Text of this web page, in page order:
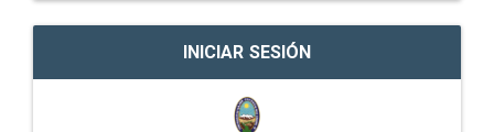
INICIAR SESIÓN